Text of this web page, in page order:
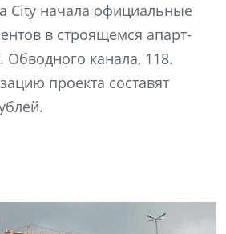
City начала официальные
в строящемся апарт-
Обводного канала, 118.
проекта составят